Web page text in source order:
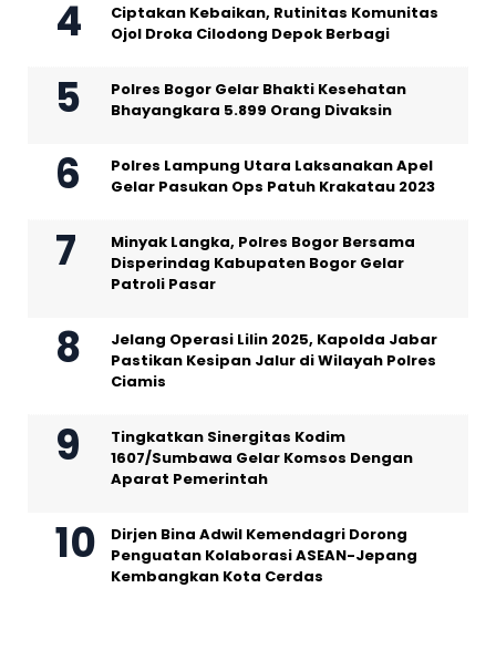
Ciptakan Kebaikan, Rutinitas Komunitas
Ojol Droka Cilodong Depok Berbagi
Polres Bogor Gelar Bhakti Kesehatan
Bhayangkara 5.899 Orang Divaksin
Polres Lampung Utara Laksanakan Apel
Gelar Pasukan Ops Patuh Krakatau 2023
Minyak Langka, Polres Bogor Bersama
Disperindag Kabupaten Bogor Gelar
Patroli Pasar
Jelang Operasi Lilin 2025, Kapolda Jabar
Pastikan Kesipan Jalur di Wilayah Polres
Ciamis
Tingkatkan Sinergitas Kodim
1607/Sumbawa Gelar Komsos Dengan
Aparat Pemerintah
Dirjen Bina Adwil Kemendagri Dorong
Penguatan Kolaborasi ASEAN-Jepang
Kembangkan Kota Cerdas